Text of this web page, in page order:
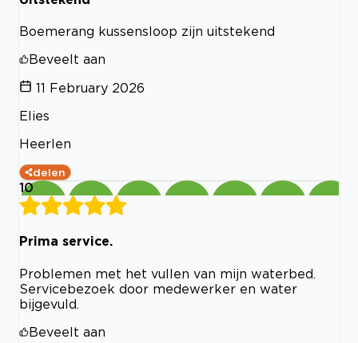
Boemerang kussensloop zijn uitstekend
Beveelt aan
11 February 2026
Elies
Heerlen
delen
10
Prima service.
Problemen met het vullen van mijn waterbed.
Servicebezoek door medewerker en water
bijgevuld.
Beveelt aan